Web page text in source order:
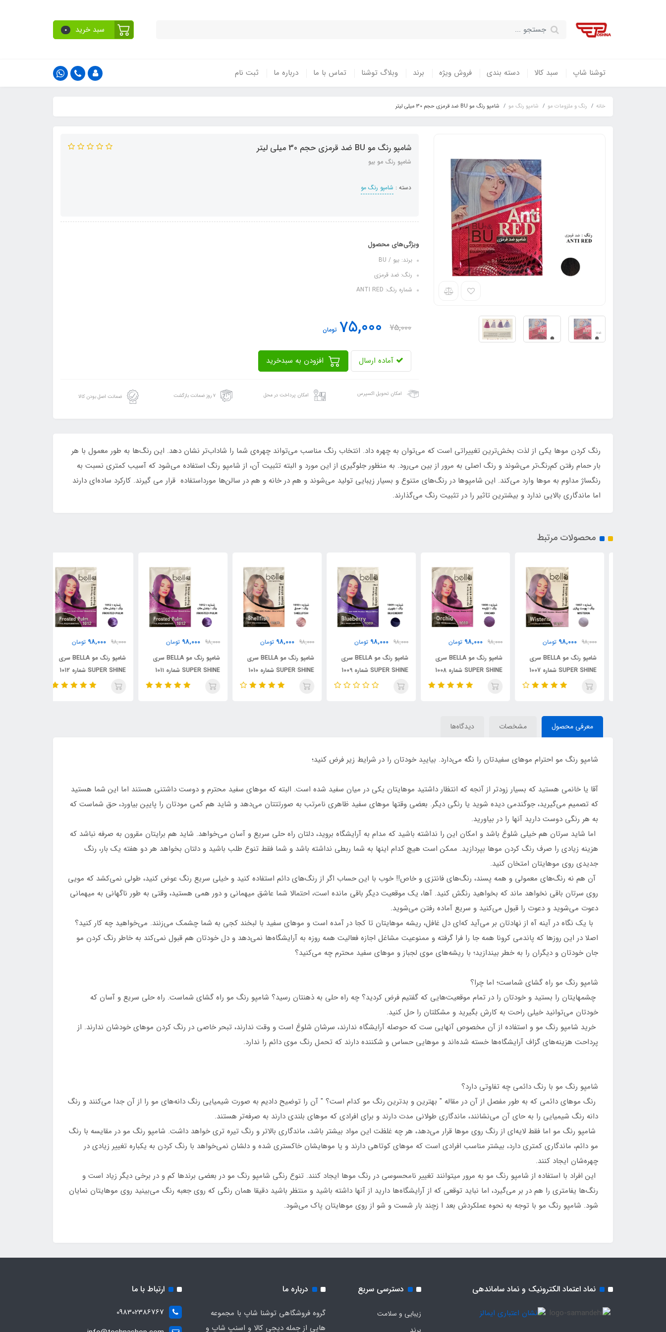
سبد خرید 0
توشنا شاپ سبد کالا دسته بندی فروش ویژه برند وبلاگ توشنا تماس با ما درباره ما ثبت نام
خانه رنگ و ملزومات مو شامپو رنگ مو شامپو رنگ مو BU ضد قرمزی حجم 30 میلی لیتر
شامپو رنگ مو BU ضد قرمزی حجم 30 میلی لیتر
شامپو رنگ مو بیو
دسته : شامپو رنگ مو
ویژگی‌های محصول
برند: بیو / BU
رنگ: ضد قرمزی
شماره رنگ: ANTI RED
75,000
75,000 تومان
آماده ارسال
امکان تحویل اکسپرس امکان پرداخت در محل ۷ روز ضمانت بازگشت ضمانت اصل بودن کالا
رنگ کردن موها یکی از لذت بخش‌ترین تغییراتی است که می‌توان به چهره داد. انتخاب رنگ مناسب می‌تواند چهره‌ی شما را شاداب‌تر نشان دهد. این رنگ‌ها به طور معمول با هر
بار حمام رفتن کم‌رنگ‌تر می‌شوند و رنگ اصلی به مرور از بین می‌رود. به منظور جلوگیری از این مورد و البته تثبیت آن، از شامپو رنگ استفاده می‌شود که آسیب کمتری نسبت به
رنگساژ مداوم به موها وارد می‌کند. این شامپوها در رنگ‌های متنوع و بسیار زیبایی تولید می‌شوند و هم در خانه و هم در سالن‌ها مورداستفاده قرار می گیرند. کارکرد ساده‌ای دارند
اما ماندگاری بالایی ندارد و بیشترین تاثیر را در تثبیت رنگ می‌گذارند.
محصولات مرتبط
98,000
98,000 تومان
شامپو رنگ مو BELLA سری
SUPER SHINE شماره 1007
حجم 30 میلی لیتر رنگ
98,000
98,000 تومان
شامپو رنگ مو BELLA سری
SUPER SHINE شماره 1008
حجم 30 میلی لیتر رنگ ارکیده
98,000
98,000 تومان
شامپو رنگ مو BELLA سری
SUPER SHINE شماره 1009
حجم 30 میلی لیتر رنگ
98,000
98,000 تومان
شامپو رنگ مو BELLA سری
SUPER SHINE شماره 1010
حجم 30 میلی لیتر رنگ صدفی
98,000
98,000 تومان
شامپو رنگ مو BELLA سری
SUPER SHINE شماره 101۱
حجم 30 میلی لیتر رنگ یاسی
98,000
98,000 تومان
شامپو رنگ مو BELLA سری
SUPER SHINE شماره 1012
حجم 30 میلی لیتر رنگ بنفش
معرفی محصول مشخصات دیدگاه‌ها
شامپو رنگ مو احترام موهای سفیدتان را نگه می‌دارد. بیایید خودتان را در شرایط زیر فرض کنید؛
آقا یا خانمی هستید که بسیار زودتر از آنجه که انتظار داشتید موهایتان یکی در میان سفید شده است. البته که موهای سفید محترم و دوست داشتنی هستند اما این شما هستید
که تصمیم می‌گیرید، جوگندمی دیده شوید یا رنگی دیگر. بعضی وقتها موهای سفید ظاهری نامرتب به صورتتتان می‌دهد و شاید هم کمی مودتان را پایین بیاورد، حق شماست که
به هر رنگی دوست دارید آنها را در بیاورید.
اما شاید سرتان هم خیلی شلوغ باشد و امکان این را نداشته باشید که مدام به آرایشگاه بروید، دلتان راه حلی سریع و آسان می‌خواهد. شاید هم برایتان مقرون به صرفه نباشد که
هزینه زیادی را صرف رنگ کردن موها بپردازید. ممکن است هیچ کدام اینها به شما ربطی نداشته باشد و شما فقط تنوع طلب باشید و دلتان بخواهد هر دو هفته یک بار، رنگ
جدیدی روی موهایتان امتخان کنید.
آن هم نه رنگ‌های معمولی و همه پسند، رنگ‌های فانتزی و خاص!! خوب با این حساب اگر از رنگ‌های دائم استفاده کنید و خیلی سریع رنگ عوض کنید، طولی نمی‌کشد که مویی
روی سرتان باقی نخواهد ماند که بخواهید رنگش کنید. آها، یک موقعیت دیگر باقی مانده است، احتمالا شما عاشق میهمانی و دور همی هستید، وقتی به طور ناگهانی به میهمانی
دعوت می‌شوید و دعوت را قبول می‌کنید و سریع آماده رفتن می‌شوید.
با یک نگاه در آینه آه از نهادتان بر می‌آید که‌ای دل غافل، ریشه موهایتان تا کجا در آمده است و موهای سفید با لبخند کجی به شما چشمک می‌زنند. می‌خواهید چه کار کنید؟
اصلا در این روزها که پاندمی کرونا همه جا را فرا گرفته و ممنوعیت مشاغل اجازه فعالیت همه روزه به آرایشگاه‌ها نمی‌دهد و دل خودتان هم قبول نمی‌کند به خاطر رنگ کردن مو
جان خودتان و دیگران را به خطر بیندازید؛ با ریشه‌های موی لجباز و موهای سفید محترم چه می‌کنید؟
شامپو رنگ مو راه گشای شماست؛ اما چرا؟
چشمهایتان را بستید و خودتان را در تمام موقعیت‌هایی که گفتیم فرض کردید؟ چه راه حلی به ذهنتان رسید؟ شامپو رنگ مو راه گشای شماست. راه حلی سریع و آسان که
خودتان می‌توانید خیلی راحت به کارش بگیرید و مشکلتان را حل کنید.
خرید شامپو رنگ مو و استفاده از آن مخصوص آنهایی ست که حوصله آرایشگاه ندارند، سرشان شلوغ است و وقت ندارند، تبحر خاصی در رنگ کردن موهای خودشان ندارند. از
پرداحت هزینه‌های گزاف آرایشگاه‌ها خسته شده‌اند و موهایی حساس و شکننده دارند که تحمل رنگ موی دائم را ندارد.
شامپو رنگ مو با رنگ دائمی چه تفاوتی دارد؟
رنگ موهای دائمی که به طور مفصل از آن در مقاله " بهترین و بدترین رنگ مو کدام است؟ " آن را توضیح دادیم به صورت شیمیایی رنگ دانه‌های مو را از آن جدا می‌کنند و رنگ
دانه رنگ شیمیایی را به حای آن می‌نشانند، ماندگاری طولانی مدت دارند و برای افرادی که موهای بلندی دارند به صرفه‌تر هستند.
شامپو رنگ مو اما فقط لایه‌ای از رنگ روی موها قرار می‌دهد، هر چه غلظت این مواد بیشتر باشد، ماندگاری بالاتر و رنگ تیره تری خواهد داشت. شامپو رنگ مو در مقایسه با رنگ
مو دائم، ماندگاری کمتری دارد، بیشتر مناسب افرادی است که موهای کوتاهی دارند و یا موهایشان خاکستری شده و دلشان نمی‌خواهد با رنگ کردن به یکباره تغییر زیادی در
چهره‌شان ایجاد کنند.
این افراد با استفاده از شامپو رنگ مو به مرور میتوانند تغییر نامحسوسی در رنگ موها ایجاد کنند. تنوع رنگی شامپو رنگ مو در بعضی برندها کم و در برخی دیگر زیاد است و
رنگ‌ها یفامتری را هم در بر می‌گیرد، اما نباید توقعی که از آرایشگاه‌ها دارید از آنها داشته باشید و منتظر باشید دقیقا همان رنگی که روی جعبه رنگ می‌بینید روی موهایتان نمایان
شود. شامپو رنگ مو با توجه به نحوه عملکردش بعد ا زچند بار شست و شو از روی موهایتان پاک می‌شود.
نماد اعتماد الکترونیک و نماد ساماندهی دسترسی سریع
زیبایی و سلامت
درباره ما
گروه فروشگاهی توشنا شاپ با مجموعه
هایی از جمله دیجی کالا و اسنپ شاپ و
ارتباط با ما
098302386767